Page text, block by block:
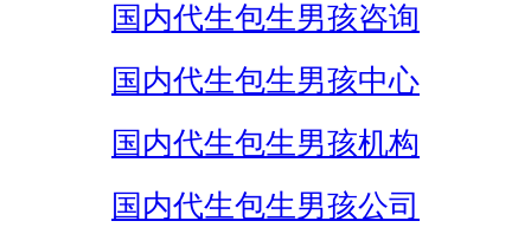
国内代生包生男孩咨询
国内代生包生男孩中心
国内代生包生男孩机构
国内代生包生男孩公司